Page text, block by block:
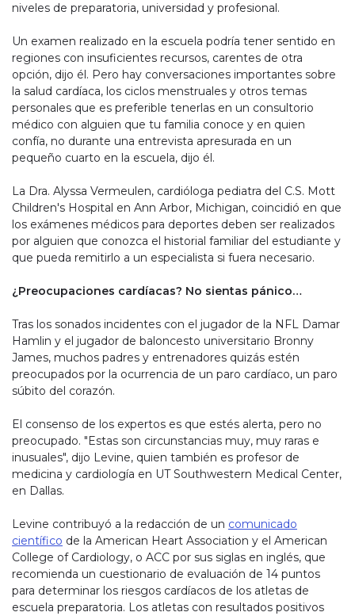
niveles de preparatoria, universidad y profesional.
Un examen realizado en la escuela podría tener sentido en
regiones con insuficientes recursos, carentes de otra
opción, dijo él. Pero hay conversaciones importantes sobre
la salud cardíaca, los ciclos menstruales y otros temas
personales que es preferible tenerlas en un consultorio
médico con alguien que tu familia conoce y en quien
confía, no durante una entrevista apresurada en un
pequeño cuarto en la escuela, dijo él.
La Dra. Alyssa Vermeulen, cardióloga pediatra del C.S. Mott
Children's Hospital en Ann Arbor, Michigan, coincidió en que
los exámenes médicos para deportes deben ser realizados
por alguien que conozca el historial familiar del estudiante y
que pueda remitirlo a un especialista si fuera necesario.
¿Preocupaciones cardíacas? No sientas pánico…
Tras los sonados incidentes con el jugador de la NFL Damar
Hamlin y el jugador de baloncesto universitario Bronny
James, muchos padres y entrenadores quizás estén
preocupados por la ocurrencia de un paro cardíaco, un paro
súbito del corazón.
El consenso de los expertos es que estés alerta, pero no
preocupado. "Estas son circunstancias muy, muy raras e
inusuales", dijo Levine, quien también es profesor de
medicina y cardiología en UT Southwestern Medical Center,
en Dallas.
Levine contribuyó a la redacción de un comunicado
científico de la American Heart Association y el American
College of Cardiology, o ACC por sus siglas en inglés, que
recomienda un cuestionario de evaluación de 14 puntos
para determinar los riesgos cardíacos de los atletas de
escuela preparatoria. Los atletas con resultados positivos